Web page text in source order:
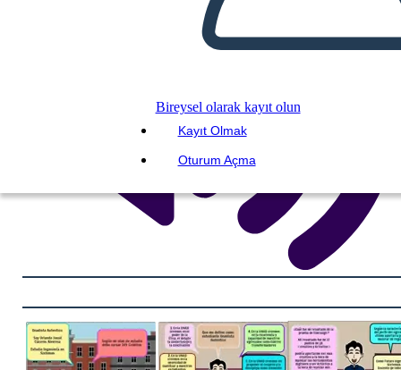
Bireysel olarak kayıt olun
Kayıt Olmak
Oturum Açma